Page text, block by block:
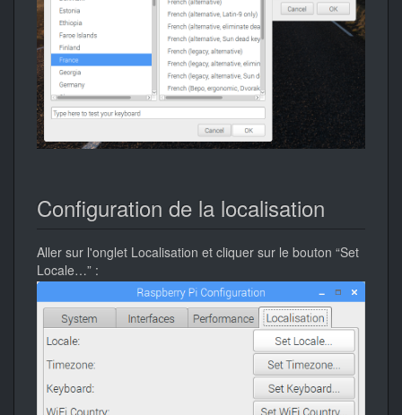
Configuration de la localisation
Aller sur l'onglet Localisation et cliquer sur le bouton “Set
Locale…” :